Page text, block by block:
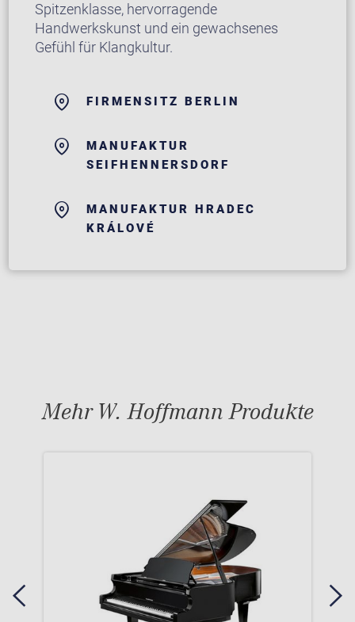
Spitzenklasse, hervorragende
Handwerkskunst und ein gewachsenes
Gefühl für Klangkultur.
FIRMENSITZ BERLIN
MANUFAKTUR
SEIFHENNERSDORF
MANUFAKTUR HRADEC
KRÁLOVÉ
Mehr W. Hoffmann Produkte